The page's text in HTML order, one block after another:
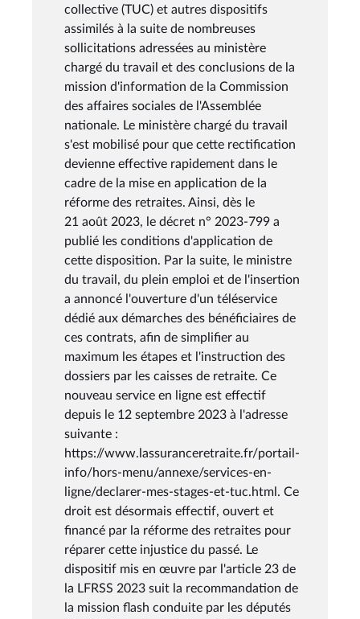
collective (TUC) et autres dispositifs
assimilés à la suite de nombreuses
sollicitations adressées au ministère
chargé du travail et des conclusions de la
mission d'information de la Commission
des affaires sociales de l'Assemblée
nationale. Le ministère chargé du travail
s'est mobilisé pour que cette rectification
devienne effective rapidement dans le
cadre de la mise en application de la
réforme des retraites. Ainsi, dès le
21 août 2023, le décret n° 2023-799 a
publié les conditions d'application de
cette disposition. Par la suite, le ministre
du travail, du plein emploi et de l'insertion
a annoncé l'ouverture d'un téléservice
dédié aux démarches des bénéficiaires de
ces contrats, afin de simplifier au
maximum les étapes et l'instruction des
dossiers par les caisses de retraite. Ce
nouveau service en ligne est effectif
depuis le 12 septembre 2023 à l'adresse
suivante :
https://www.lassuranceretraite.fr/portail-
info/hors-menu/annexe/services-en-
ligne/declarer-mes-stages-et-tuc.html. Ce
droit est désormais effectif, ouvert et
financé par la réforme des retraites pour
réparer cette injustice du passé. Le
dispositif mis en œuvre par l'article 23 de
la LFRSS 2023 suit la recommandation de
la mission flash conduite par les députés